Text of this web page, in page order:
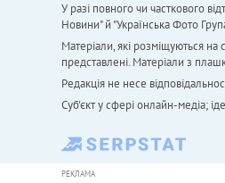
У разі повного чи часткового
Новини" й "Українська Фото
Матеріали, які розміщуються
представлені. Матеріали з
Редакція не несе
Cуб'єкт у сфері онлайн-медіа;
РЕКЛАМА